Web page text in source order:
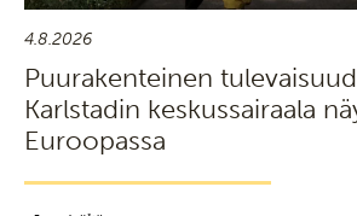
4.8.2026
Puurakenteinen
Karlstadin keskussairaala
Euroopassa